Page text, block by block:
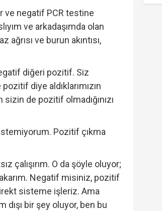
ve negatif PCR testine
ve arkadaşımda olan
ve burun akıntısı,
diğeri pozitif. Siz
diye aldıklarımızın
de pozitif olmadığınızı
Pozitif çıkma
çalışırım. O da şöyle oluyor;
Negatif misiniz, pozitif
sisteme işleriz. Ama
bir şey oluyor, ben bu